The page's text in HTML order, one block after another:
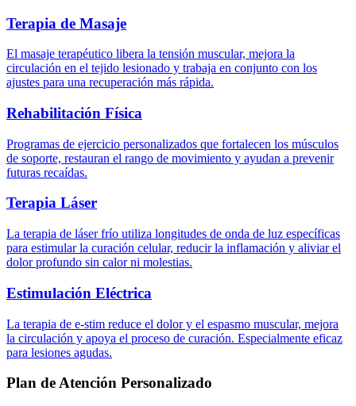
Terapia de Masaje
El masaje terapéutico libera la tensión muscular, mejora la
circulación en el tejido lesionado y trabaja en conjunto con los
ajustes para una recuperación más rápida.
Rehabilitación Física
Programas de ejercicio personalizados que fortalecen los músculos
de soporte, restauran el rango de movimiento y ayudan a prevenir
futuras recaídas.
Terapia Láser
La terapia de láser frío utiliza longitudes de onda de luz específicas
para estimular la curación celular, reducir la inflamación y aliviar el
dolor profundo sin calor ni molestias.
Estimulación Eléctrica
La terapia de e-stim reduce el dolor y el espasmo muscular, mejora
la circulación y apoya el proceso de curación. Especialmente eficaz
para lesiones agudas.
Plan de Atención Personalizado